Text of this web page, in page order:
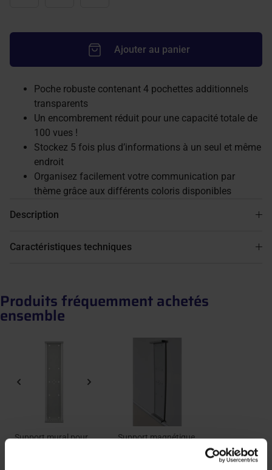
Ajouter au panier
Poche robuste contenant 4 pochettes additionnels
transparents
Un encombrement réduit pour une capacité totale de
100 vues !
Stockez 5 fois plus d’informations à un seul et même
endroit
Organisez facilement votre communication par
thème grâce aux différents coloris disponibles
Description
Caractéristiques techniques
Produits fréquemment achetés
ensemble
Support mural pour
Support magnétique